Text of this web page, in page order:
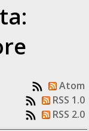
Atom
RSS 1.0
RSS 2.0